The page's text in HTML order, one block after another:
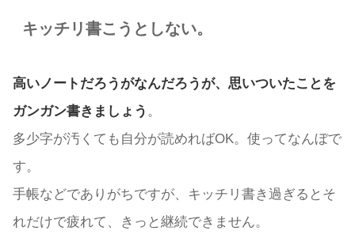
キッチリ書こうとしない。
高いノートだろうがなんだろうが、思いついたことを
ガンガン書きましょう 。
多少字が汚くても自分が読めればOK。使ってなんぼで
す。
手帳などでありがちですが、キッチリ書き過ぎるとそ
れだけで疲れて、きっと継続できません。